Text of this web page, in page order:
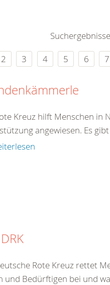
Uhr
2 3 4 5 6 7
Kreuz hilft Menschen in
angewiesen. Es
Rote Kreuz rettet
und Bedürftigen bei und